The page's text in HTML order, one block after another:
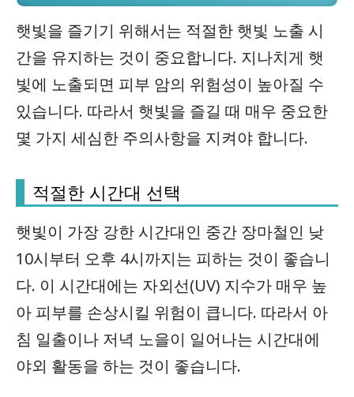
햇빛을 즐기기 위해서는 적절한 햇빛 노출 시
간을 유지하는 것이 중요합니다. 지나치게 햇
빛에 노출되면 피부 암의 위험성이 높아질 수
있습니다. 따라서 햇빛을 즐길 때 매우 중요한
몇 가지 세심한 주의사항을 지켜야 합니다.
적절한 시간대 선택
햇빛이 가장 강한 시간대인 중간 장마철인 낮
10시부터 오후 4시까지는 피하는 것이 좋습니
다. 이 시간대에는 자외선(UV) 지수가 매우 높
아 피부를 손상시킬 위험이 큽니다. 따라서 아
침 일출이나 저녁 노을이 일어나는 시간대에
야외 활동을 하는 것이 좋습니다.